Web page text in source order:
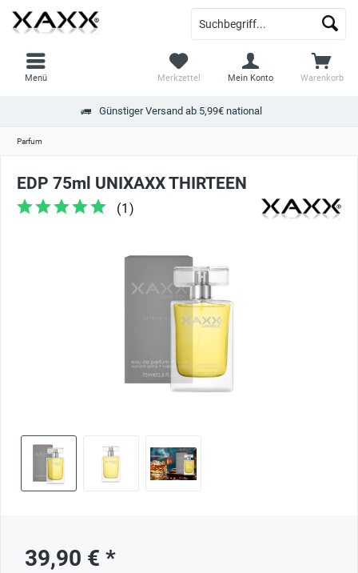
Günstiger Versand ab 5,99€ national
Warenkorb
Merkzettel Mein Konto
Menü
Parfum
EDP 75ml UNIXAXX THIRTEEN
(1 )
39,90 € *